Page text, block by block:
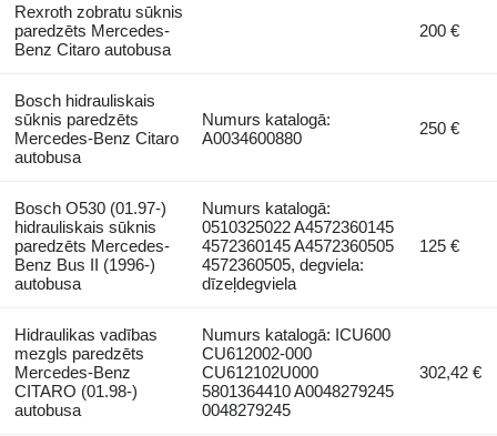
Rexroth zobratu sūknis
paredzēts Mercedes-
Benz Citaro autobusa
200 €
Bosch hidrauliskais
sūknis paredzēts
Mercedes-Benz Citaro
autobusa
Numurs katalogā:
A0034600880
250 €
Bosch O530 (01.97-)
hidrauliskais sūknis
paredzēts Mercedes-
Benz Bus II (1996-)
autobusa
Numurs katalogā:
0510325022 A4572360145
4572360145 A4572360505
4572360505, degviela:
dīzeļdegviela
125 €
Hidraulikas vadības
mezgls paredzēts
Mercedes-Benz
CITARO (01.98-)
autobusa
Numurs katalogā: ICU600
CU612002-000
CU612102U000
5801364410 A0048279245
0048279245
302,42 €